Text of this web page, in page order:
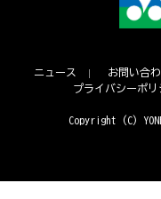
ニュース お問い合
プライバシーポリ
Copyright (C)